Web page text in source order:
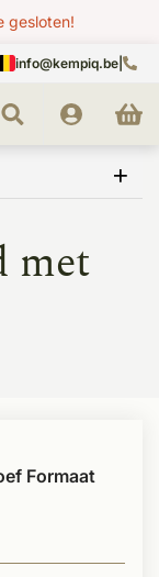
gesloten!
info@kempiq.be
met
Formaat